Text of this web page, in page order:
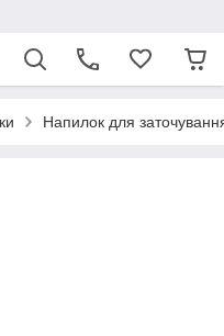
Напилок для